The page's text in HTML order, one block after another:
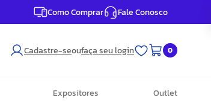
Como Comprar Fale Conosco
Cadastre-seoufaça seu login 0
Expositores Outlet